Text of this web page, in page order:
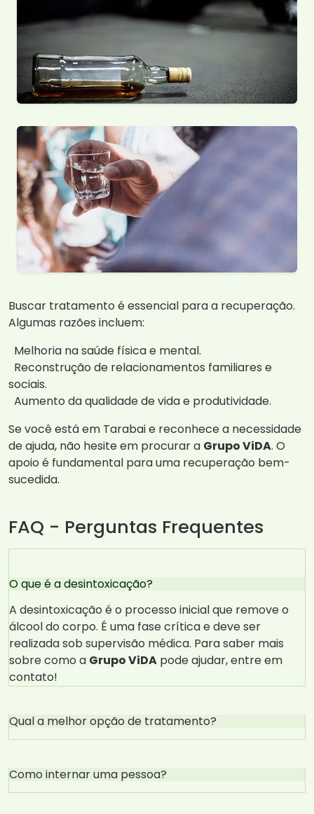
Buscar tratamento é essencial para a recuperação.
Algumas razões incluem:
Melhoria na saúde física e mental.
Reconstrução de relacionamentos familiares e
sociais.
Aumento da qualidade de vida e produtividade.
Se você está em Tarabai e reconhece a necessidade
de ajuda, não hesite em procurar a Grupo ViDA. O
apoio é fundamental para uma recuperação bem-
sucedida.
FAQ - Perguntas Frequentes
O que é a desintoxicação?
A desintoxicação é o processo inicial que remove o
álcool do corpo. É uma fase crítica e deve ser
realizada sob supervisão médica. Para saber mais
sobre como a Grupo ViDA pode ajudar, entre em
contato!
Qual a melhor opção de tratamento?
Como internar uma pessoa?